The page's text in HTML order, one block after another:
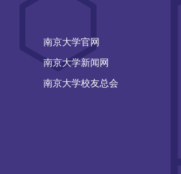
南京大学官网
南京大学新闻网
南京大学校友总会